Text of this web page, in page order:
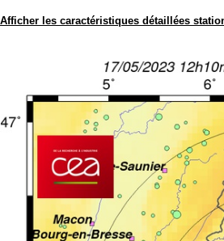
Afficher les caractéristiques détaillées